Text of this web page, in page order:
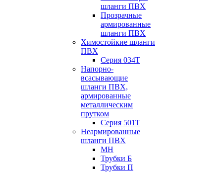
шланги ПВХ
Прозрачные
армированные
шланги ПВХ
Химостойкие шланги
ПВХ
Серия 034Т
Напорно-
всасывающие
шланги ПВХ,
армированные
металлическим
прутком
Серия 501T
Неармированные
шланги ПВХ
МН
Трубки Б
Трубки П